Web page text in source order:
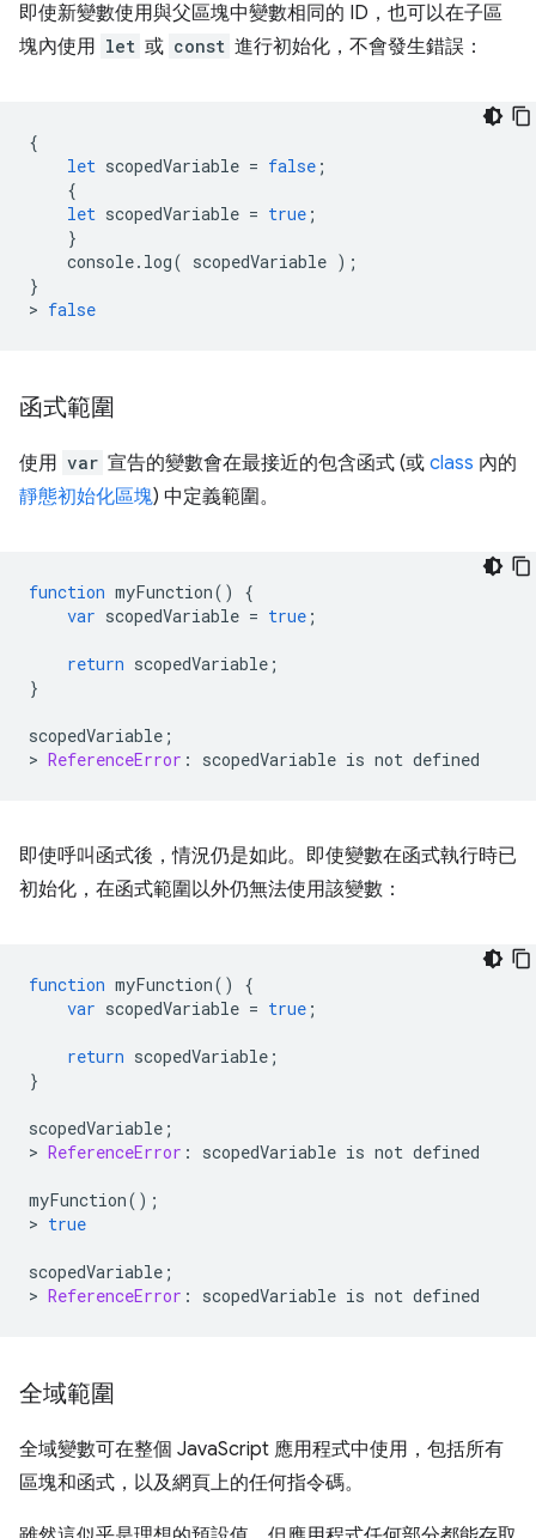
即使新變數使用與父區塊中變數相同的 ID，也可以在子區
塊內使用 let 或 const 進行初始化，不會發生錯誤：
{
let scopedVariable = false ;
{
let scopedVariable = true ;
}
console. log( scopedVariable );
}
> false
函式範圍
使用 var 宣告的變數會在最接近的包含函式 (或 class 內的
靜態初始化區塊) 中定義範圍。
function myFunction()
{
var scopedVariable = true ;
return scopedVariable ;
}
scopedVariable ;
> ReferenceError : scopedVariable is not defined
即使呼叫函式後，情況仍是如此。即使變數在函式執行時已
初始化，在函式範圍以外仍無法使用該變數：
function myFunction()
{
var scopedVariable = true ;
return scopedVariable ;
}
scopedVariable ;
> ReferenceError : scopedVariable is not defined
myFunction();
> true
scopedVariable ;
> ReferenceError : scopedVariable is not defined
全域範圍
全域變數可在整個 JavaScript 應用程式中使用，包括所有
區塊和函式，以及網頁上的任何指令碼。